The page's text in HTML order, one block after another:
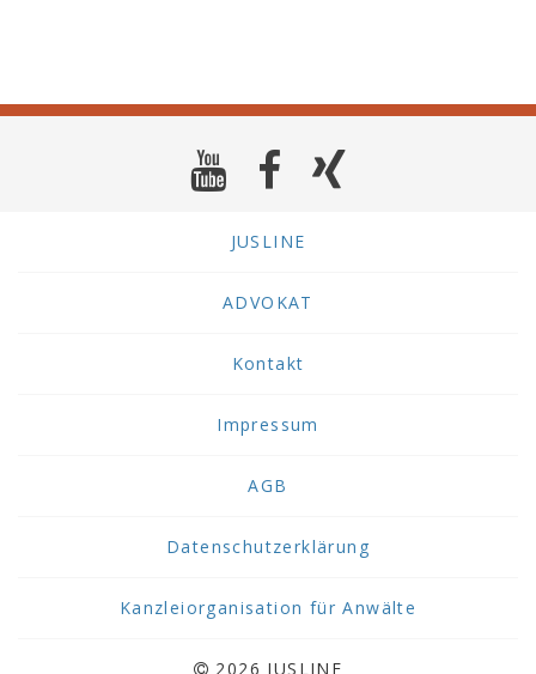
JUSLINE
ADVOKAT
Kontakt
Impressum
AGB
Datenschutzerklärung
Kanzleiorganisation für Anwälte
2026 JUSLINE